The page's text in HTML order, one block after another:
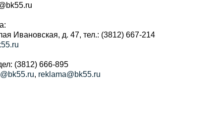
Ивановская, д. 47, тел.: (3812) 667-214
(3812) 666-895
, reklama@bk55.ru